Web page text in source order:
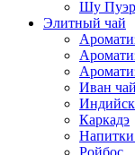
Шу Пуэр
Элитный чай
Иван чай
Каркадэ
Напитки
Ройбос